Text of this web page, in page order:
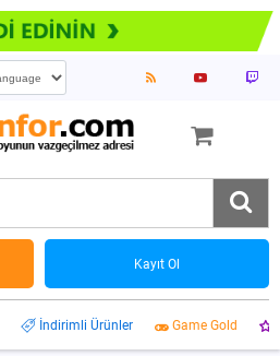
Kayıt Ol
İndirimli Ürünler Game Gold